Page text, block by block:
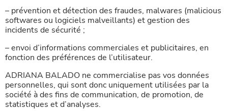
– prévention et détection des fraudes, malwares (malicious
softwares ou logiciels malveillants) et gestion des
incidents de sécurité ;
– envoi d’informations commerciales et publicitaires, en
fonction des préférences de l’utilisateur.
ADRIANA BALADO ne commercialise pas vos données
personnelles, qui sont donc uniquement utilisées par la
société à des fins de communication, de promotion, de
statistiques et d’analyses.